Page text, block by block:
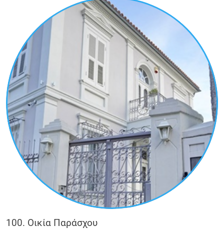
Με επίκεντρα τις δυο ορθόδοξες εκκλησίες
του Αγίου Βλασίου και του Αγίου Γεωργίου,
αναπτύχθηκαν δυο ομώνυμες συνοικίες, με
κτίσματα πλούσιων καπνεμπόρων, οι οποίοι
ευεργέτησαν αντίστοιχα τους δυο ναούς. Οι
γειτονιές αυτές κατοικούνταν από μέλη της
ανερχόμενης τάξης των καπνεμπόρων, οι
οποίοι ανήγειραν μεγάλα αρχοντικά όπως τα
Αρχοντικά Μιχάλογλου, το Αρχοντικό
Καραμπέτσιου με τον ζωγραφικό εξωτερικό
του διάκοσμο και το μεγαλοπρεπές Αρχοντικό
του Χιλμή Πασά.
Η ανάπτυξη των συνοικιών αυτών γύρω από τα
θρησκευτικά και ταυτόχρονα κοινωνικά
κέντρα, σε ένα πολυπολιτισμικό καθεστώς,
οδήγησε στο πολυποίκιλο αστικό τοπίο που θα
συναντήσει ο επισκέπτης. Η διαδρομή ξεκινά
από καταστήματα που υπήρχαν στο εμπορικό
τμήμα των συνοικιών αυτών, περνάει από
αρχοντόσπιτα, όπως το κονάκι του Χαμδή
σημεία γύρω από την Πλατεία Γ. Λαδά ή Αντίκα.
100. Οικία Παράσχου